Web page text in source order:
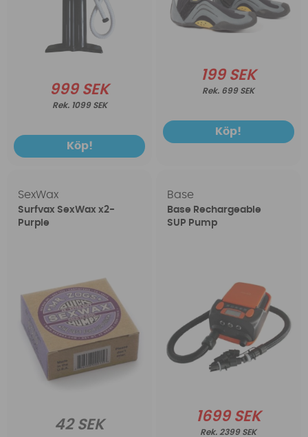
999 SEK
1099 SEK
Köp!
199 SEK
699 SEK
Köp!
SexWax
Surfvax SexWax x2-
Purple
42 SEK
Base
Base Rechargeable
SUP Pump
1699 SEK
2399 SEK